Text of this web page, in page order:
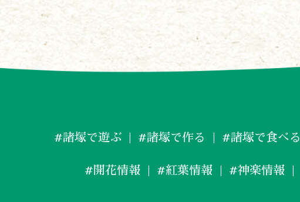
#諸塚で遊ぶ #諸塚で作る #諸塚で食べる
#開花情報 #紅葉情報 #神楽情報